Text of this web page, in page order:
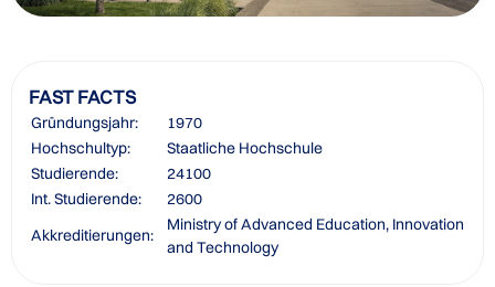
FAST FACTS
Gründungsjahr:
1970
Hochschultyp:
Staatliche Hochschule
Studierende:
24100
Int. Studierende:
2600
Akkreditierungen:
Ministry of Advanced Education, Innovation
and Technology